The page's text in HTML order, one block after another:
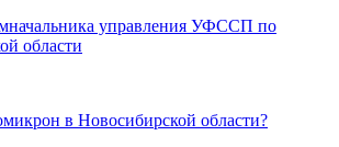
управления УФССП по
области
в Новосибирской области?